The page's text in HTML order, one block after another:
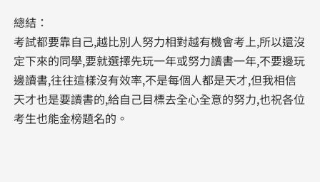
總結：
考試都要靠自己,越比別人努力相對越有機會考上,所以還沒
定下來的同學,要就選擇先玩一年或努力讀書一年,不要邊玩
邊讀書,往往這樣沒有效率,不是每個人都是天才,但我相信
天才也是要讀書的,給自己目標去全心全意的努力,也祝各位
考生也能金榜題名的。